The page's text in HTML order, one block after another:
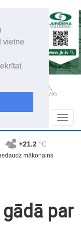
vietne
un Sēlijā,
Augšdaugavas
+21.2 °C
mākoņains
par